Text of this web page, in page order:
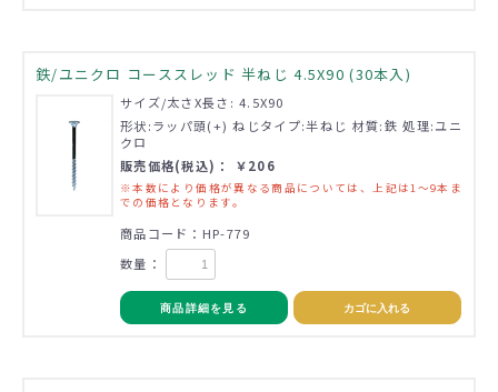
鉄/ユニクロ コーススレッド 半ねじ 4.5X90 (30本入)
サイズ/太さX長さ: 4.5X90
形状:ラッパ頭(+) ねじタイプ:半ねじ 材質:鉄 処理:ユニ
クロ
販売価格(税込)： ￥206
※本数により価格が異なる商品については、上記は1～9本ま
での価格となります。
商品コード：HP-779
数量：
商品詳細を見る カゴに入れる